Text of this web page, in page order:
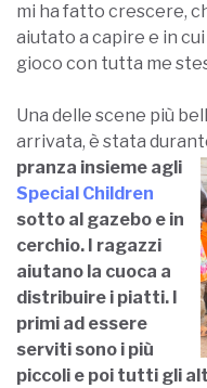
mi ha fatto crescere,
aiutato a capire e in
gioco con tutta me
Una delle scene più
arrivata, è stata
pranza insieme agli
Special Children
sotto al gazebo e in
cerchio. I ragazzi
aiutano la cuoca a
distribuire i piatti.
primi ad essere
serviti sono i più
piccoli e poi tutti gli